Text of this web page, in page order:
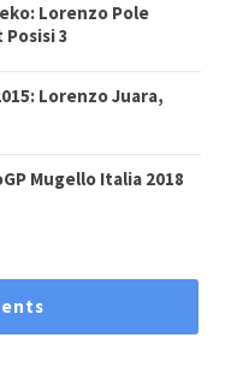
Lorenzo Pole
3
Lorenzo Juara,
Mugello Italia 2018